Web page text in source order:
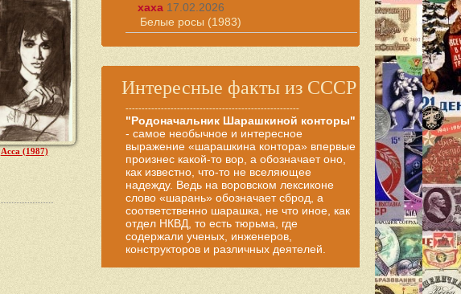
Асса (1987)
хаха 17.02.2026
Белые росы (1983)
Интересные факты из СССР
------------------------------------------------------
"Родоначальник Шарашкиной конторы"
- самое необычное и интересное
выражение «шарашкина контора» впервые
произнес какой-то вор, а обозначает оно,
как известно, что-то не вселяющее
надежду. Ведь на воровском лексиконе
слово «шарань» обозначает сброд, а
соответственно шарашка, не что иное, как
отдел НКВД, то есть тюрьма, где
содержали ученых, инженеров,
конструкторов и различных деятелей.